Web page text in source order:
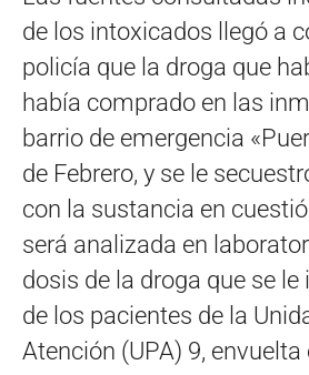
de los intoxicados llegó a
policía que la droga que
había comprado en las
barrio de emergencia
de Febrero, y se le
con la sustancia en
será analizada en
dosis de la droga que se
de los pacientes de la
Atención (UPA) 9,